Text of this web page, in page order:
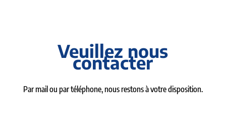
Veuillez nous
contacter
Par mail ou par téléphone, nous restons à votre disposition.